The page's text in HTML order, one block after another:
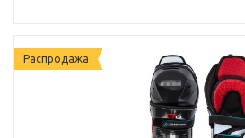
Распродажа